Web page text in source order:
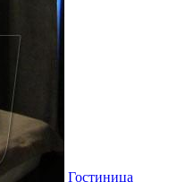
Гостиница